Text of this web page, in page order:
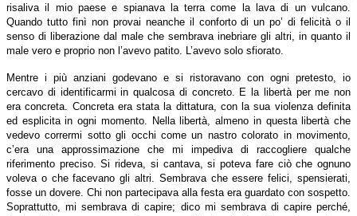
risaliva il mio paese e spianava la terra come la lava di un vulcano.
Quando tutto finì non provai neanche il conforto di un po’ di felicità o il
senso di liberazione dal male che sembrava inebriare gli altri, in quanto il
male vero e proprio non l’avevo patito. L’avevo solo sfiorato.
Mentre i più anziani godevano e si ristoravano con ogni pretesto, io
cercavo di identificarmi in qualcosa di concreto. E la libertà per me non
era concreta. Concreta era stata la dittatura, con la sua violenza definita
ed esplicita in ogni momento. Nella libertà, almeno in questa libertà che
vedevo corrermi sotto gli occhi come un nastro colorato in movimento,
c’era una approssimazione che mi impediva di raccogliere qualche
riferimento preciso. Si rideva, si cantava, si poteva fare ciò che ognuno
voleva o che facevano gli altri. Sembrava che essere felici, spensierati,
fosse un dovere. Chi non partecipava alla festa era guardato con sospetto.
Soprattutto, mi sembrava di capire; dico mi sembrava di capire perché,